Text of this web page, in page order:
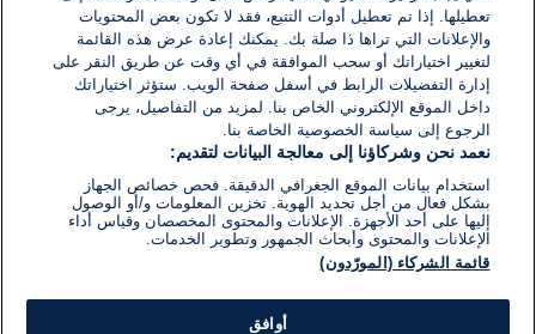
تعطيلها. إذا تم تعطيل أدوات التتبع، فقد لا تكون بعض المحتويات
والإعلانات التي تراها ذا صلة بك. يمكنك إعادة عرض هذه القائمة
لتغيير اختياراتك أو سحب الموافقة في أي وقت عن طريق النقر على
إدارة التفضيلات الرابط في أسفل صفحة الويب. ستؤثر اختياراتك
داخل الموقع الإلكتروني الخاص بنا. لمزيد من التفاصيل، يرجى
الرجوع إلى سياسة الخصوصية الخاصة بنا.
نعمد نحن وشركاؤنا إلى معالجة البيانات لتقديم:
استخدام بيانات الموقع الجغرافي الدقيقة. فحص خصائص الجهاز
بشكل فعال من أجل تحديد الهوية. تخزين المعلومات و/أو الوصول
إليها على أحد الأجهزة. الإعلانات والمحتوى المخصصان وقياس أداء
الإعلانات والمحتوى وأبحاث الجمهور وتطوير الخدمات.
قائمة الشركاء (المورّدون)
أوافق